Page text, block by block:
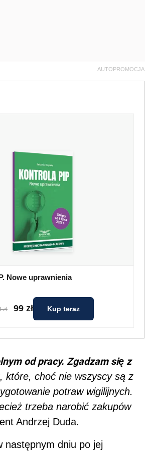
AUTOPROMOCJA
Nowe uprawnienia
zł 99 zł Kup teraz
od pracy. Zgadzam się z
które, choć nie wszyscy są z
potraw wigilijnych.
trzeba narobić zakupów
Andrzej Duda.
następnym dniu po jej